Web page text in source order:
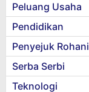
Peluang Usaha
Pendidikan
Penyejuk Rohani
Serba Serbi
Teknologi